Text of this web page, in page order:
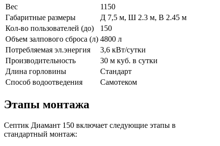
Вес
1150
Габаритные размеры
Д 7,5 м, Ш 2.3 м, В 2.45 м
Кол-во пользователей (до)
150
Объем залпового сброса (л) 4800 л
Потребляемая эл.энергия
3,6 кВт/сутки
Производительность
30 м куб. в сутки
Длина горловины
Стандарт
Способ водоотведения
Самотеком
Этапы монтажа
Септик Диамант 150 включает следующие этапы в
стандартный монтаж: